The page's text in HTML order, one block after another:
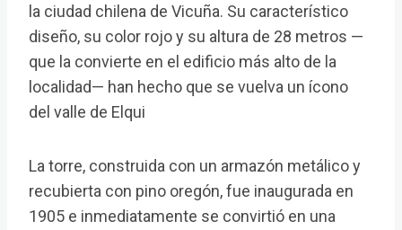
la ciudad chilena de Vicuña. Su característico
diseño, su color rojo y su altura de 28 metros​ —
que la convierte en el edificio más alto de la
localidad— han hecho que se vuelva un ícono
del valle de Elqui
La torre, construida con un armazón metálico y
recubierta con pino oregón, fue inaugurada en
1905 e inmediatamente se convirtió en una